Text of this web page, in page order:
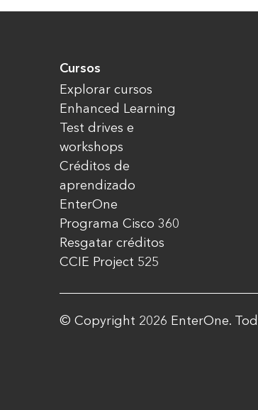
Cursos
Explorar cursos
Enhanced Learning
Test drives e
workshops
Créditos de
aprendizado
EnterOne
Programa Cisco 360
Resgatar créditos
CCIE Project 525
© Copyright 2026 EnterOne.